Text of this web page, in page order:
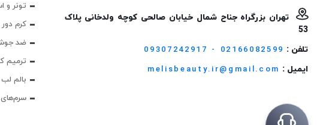
تهران بزرگراه جناح شمال خیابان صالحی کوچه ولدخانی پلاک
53
تلفن : 09307242917 - 02166082599
ایمیل : melisbeauty.ir@gmail.com
تونر
کرم
ضد
ترمیم
بالم لب